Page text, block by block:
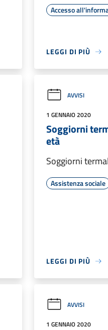
Accesso
LEGGI DI PIÙ
AVVISI
1 GENNAIO 2020
Soggiorni
età
Soggiorni
Assistenza sociale
LEGGI DI PIÙ
AVVISI
1 GENNAIO 2020